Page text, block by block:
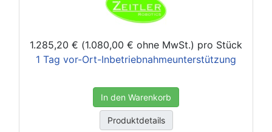
1.285,20 € (1.080,00 € ohne MwSt.) pro Stück
1 Tag vor-Ort-Inbetriebnahmeunterstützung
In den Warenkorb
Produktdetails